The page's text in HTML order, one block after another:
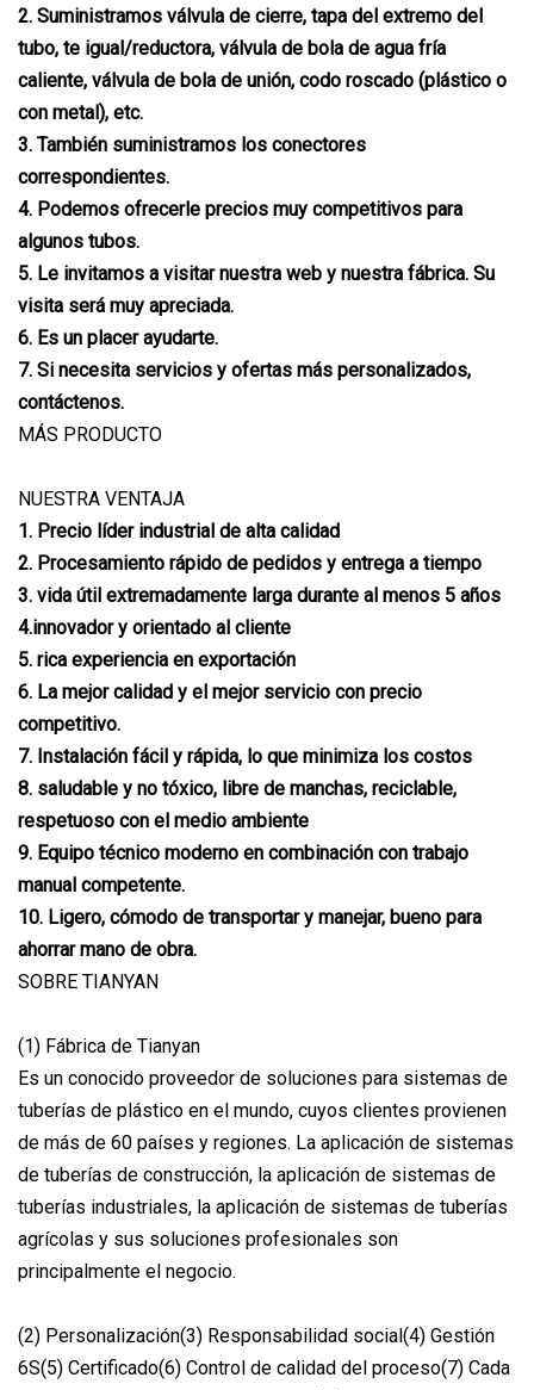
2. Suministramos válvula de cierre, tapa del extremo del
tubo, te igual/reductora, válvula de bola de agua fría
caliente, válvula de bola de unión, codo roscado (plástico o
con metal), etc.
3. También suministramos los conectores
correspondientes.
4. Podemos ofrecerle precios muy competitivos para
algunos tubos.
5. Le invitamos a visitar nuestra web y nuestra fábrica. Su
visita será muy apreciada.
6. Es un placer ayudarte.
7. Si necesita servicios y ofertas más personalizados,
contáctenos.
MÁS PRODUCTO
NUESTRA VENTAJA
1. Precio líder industrial de alta calidad
2. Procesamiento rápido de pedidos y entrega a tiempo
3. vida útil extremadamente larga durante al menos 5 años
4.innovador y orientado al cliente
5. rica experiencia en exportación
6. La mejor calidad y el mejor servicio con precio
competitivo.
7. Instalación fácil y rápida, lo que minimiza los costos
8. saludable y no tóxico, libre de manchas, reciclable,
respetuoso con el medio ambiente
9. Equipo técnico moderno en combinación con trabajo
manual competente.
10. Ligero, cómodo de transportar y manejar, bueno para
ahorrar mano de obra.
SOBRE TIANYAN
(1) Fábrica de Tianyan
Es un conocido proveedor de soluciones para sistemas de
tuberías de plástico en el mundo, cuyos clientes provienen
de más de 60 países y regiones. La aplicación de sistemas
de tuberías de construcción, la aplicación de sistemas de
tuberías industriales, la aplicación de sistemas de tuberías
agrícolas y sus soluciones profesionales son
principalmente el negocio.
(2) Personalización(3) Responsabilidad social(4) Gestión
6S(5) Certificado(6) Control de calidad del proceso(7) Cada